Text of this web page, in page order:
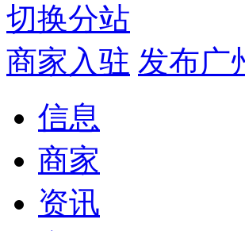
切换分站
商家入驻 发布广
信息
商家
资讯